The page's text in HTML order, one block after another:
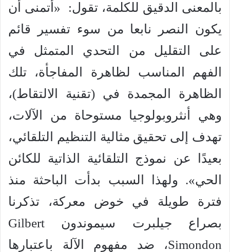
بالمعنى الدقيق للكلمة، تقول: «أتمنى أن
يكون النصر نابعا من سوء تفسير قائم
على التقليل من التحدي المتمثل في
الفهم المناسب لظاهرة المفاجأة، تلك
الظاهرة المجمدة في (تقنية الالتقاط)،
وهي أنثروبولوجيا مستوحاة من الآلات،
تهدف إلى تحقيق مثالية التنظيم التلقائي،
بعيدًا عن نموذج التلقائية الذاتية للكائن
الحي». ولهذا السبب بدأت الباحثة منذ
فترة طويلة في خوض معركة، تذكرنا
بصراع جيلبرت سيموندون Gilbert
Simondon، ضد مفهوم الآلة باعتبارها